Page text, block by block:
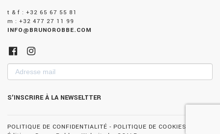
t & f : +32 65 67 55 81
m : +32 477 27 11 99
INFO@BRUNOROBBE.COM
Adresse
mail
S'INSCRIRE À LA NEWSELTTER
POLITIQUE DE CONFIDENTIALITÉ - POLITIQUE DE COOKIES